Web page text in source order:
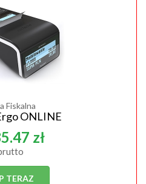
Fiskalna
ONLINE
zł
TERAZ